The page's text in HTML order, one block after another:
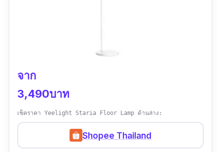
จาก
3,490บาท
เช็คราคา Yeelight Staria Floor Lamp ด้านล่าง:
Shopee Thailand